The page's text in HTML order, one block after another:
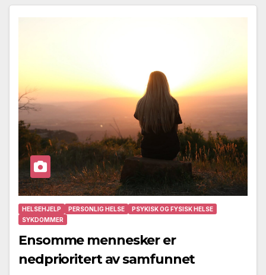
HELSEHJELP PERSONLIG HELSE
PSYKISK OG FYSISK HELSE
SYKDOMMER
Ensomme mennesker er
nedprioritert av samfunnet